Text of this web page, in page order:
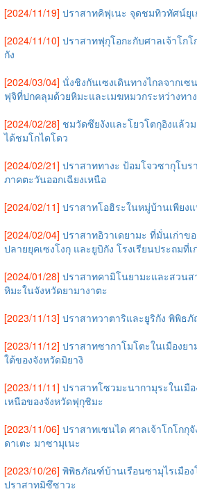
[2024/11/19] ปราสาทคิฟุเนะ จุดชมทิวทัศน์ยุเ
[2024/11/10] ปราสาทฟุกุโอกะกับศาลเจ้าโก
กัง
[2024/03/04] นั่งชิงกันเซงเดินทางไกลจากเซ
ฟุจิที่ปกคลุมด้วยหิมะและเมฆหมวกระหว่างทาง
[2024/02/28] ชมวัดซึยงังและโยวโตกุอิงแล้
ได้ชมโกไดโดว
[2024/02/21] ปราสาททางะ ป้อมโจวซากุโบ
ภาคตะวันออกเฉียงเหนือ
[2024/02/11] ปราสาทโอฮิระในหมู่บ้านเพียง
[2024/02/04] ปราสาทอิวาเดยามะ ที่มั่นเก่าข
ปลายยุคเซงโงกุ และยูบิกัง โรงเรียนประถมที่
[2024/01/28] ปราสาทคามิโนยามะและสวน
หิมะในจังหวัดยามางาตะ
[2023/11/13] ปราสาทวาตาริและยูริกัง พิพิธ
[2023/11/12] ปราสาทซากาโมโตะในเมืองย
ใต้ของจังหวัดมิยางิ
[2023/11/11] ปราสาทโซวมะนากามุระในเมื
เหนือของจังหวัดฟุกุชิมะ
[2023/11/06] ปราสาทเซนได ศาลเจ้าโกโกกุ
ดาเตะ มาซามุเนะ
[2023/10/26] พิพิธภัณฑ์บ้านเรือนซามุไรเมือง
ปราสาทมิซึซาวะ